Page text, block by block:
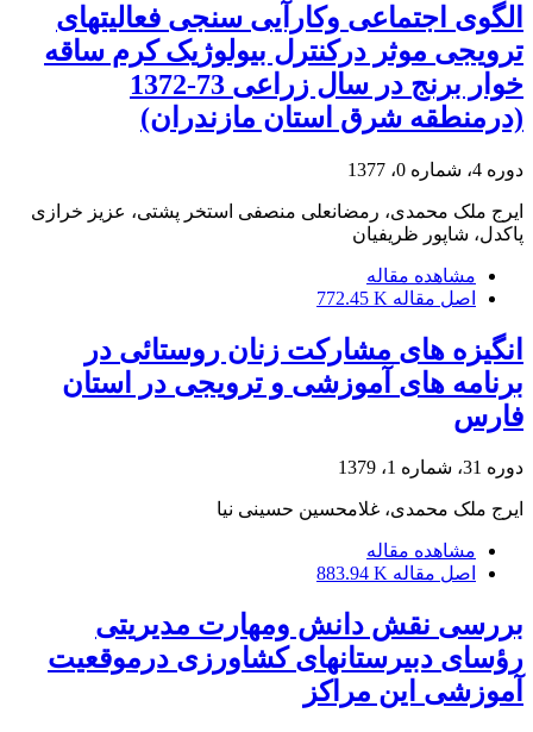
الگوی اجتماعی وکارآیی سنجی فعالیتهای
ترویجی موثر درکنترل بیولوژیک کرم ساقه
خوار برنج در سال زراعی 73-1372
(درمنطقه شرق استان مازندران)
دوره 4، شماره 0، 1377
ایرج ملک محمدی، رمضانعلی منصفی استخر پشتی، عزیز خرازی
پاکدل، شاپور ظریفیان
مشاهده مقاله
اصل مقاله 772.45 K
انگیزه های مشارکت زنان روستائی در
برنامه های آموزشی و ترویجی در استان
فارس
دوره 31، شماره 1، 1379
ایرج ملک محمدی، غلامحسین حسینی نیا
مشاهده مقاله
اصل مقاله 883.94 K
بررسی نقش دانش ومهارت مدیریتی
رؤسای دبیرستانهای کشاورزی درموقعیت
آموزشی این مراکز